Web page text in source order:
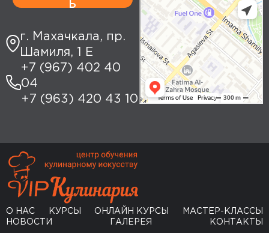
Ь
г. Махачкала, пр.
Шамиля, 1 Е
+7 (967) 402 40
04
+7 (963) 420 43 10
О НАС КУРСЫ ОНЛАЙН КУРСЫ
МАСТЕР-КЛАССЫ
НОВОСТИ
ГАЛЕРЕЯ КОНТАКТЫ